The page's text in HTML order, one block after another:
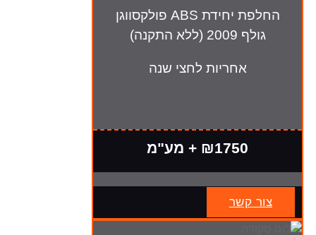
החלפת יחידת ABS פולקסווגן
גולף 2009 (ללא התקנה)
אחריות לחצי שנה
₪1750 + מע"מ
צור קשר